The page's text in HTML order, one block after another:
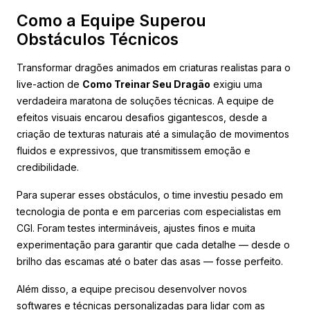
Como a Equipe Superou
Obstáculos Técnicos
Transformar dragões animados em criaturas realistas para o
live-action de Como Treinar Seu Dragão exigiu uma
verdadeira maratona de soluções técnicas. A equipe de
efeitos visuais encarou desafios gigantescos, desde a
criação de texturas naturais até a simulação de movimentos
fluidos e expressivos, que transmitissem emoção e
credibilidade.
Para superar esses obstáculos, o time investiu pesado em
tecnologia de ponta e em parcerias com especialistas em
CGI. Foram testes intermináveis, ajustes finos e muita
experimentação para garantir que cada detalhe — desde o
brilho das escamas até o bater das asas — fosse perfeito.
Além disso, a equipe precisou desenvolver novos
softwares e técnicas personalizadas para lidar com as